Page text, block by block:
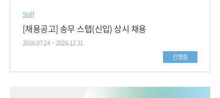
Staff
[채용공고] 송무 스탭(신입) 상시 채용
2026.07.24 ~ 2026.12.31
진행중